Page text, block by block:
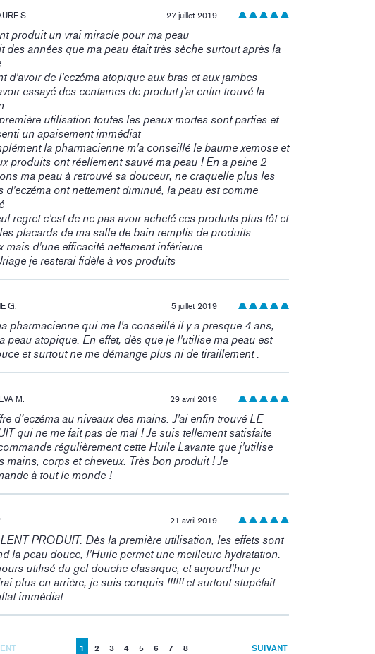
S. 27 juillet 2019
produit un vrai miracle pour ma peau
des années que ma peau était très sèche surtout après la
d'avoir de l'eczéma atopique aux bras et aux jambes
essayé des centaines de produit j'ai enfin trouvé la
utilisation toutes les peaux mortes sont parties et
un apaisement immédiat
la pharmacienne m'a conseillé le baume xemose et
produits ont réellement sauvé ma peau ! En a peine 2
ma peau à retrouvé sa douceur, ne craquelle plus les
d'eczéma ont nettement diminué, la peau est comme
regret c'est de ne pas avoir acheté ces produits plus tôt et
placards de ma salle de bain remplis de produits
mais d'une efficacité nettement inférieure
je resterai fidèle à vos produits
G. 5 juillet 2019
pharmacienne qui me l'a conseillé il y a presque 4 ans,
peau atopique. En effet, dès que je l'utilise ma peau est
et surtout ne me démange plus ni de tiraillement .
M. 29 avril 2019
d’eczéma au niveaux des mains. J'ai enfin trouvé LE
qui ne me fait pas de mal ! Je suis tellement satisfaite
régulièrement cette Huile Lavante que j'utilise
mains, corps et cheveux. Très bon produit ! Je
à tout le monde !
21 avril 2019
PRODUIT. Dès la première utilisation, les effets sont
la peau douce, l'Huile permet une meilleure hydratation.
utilisé du gel douche classique, et aujourd'hui je
plus en arrière, je suis conquis !!!!!! et surtout stupéfait
immédiat.
1 2 3 4 5 6 7 8 SUIVANT